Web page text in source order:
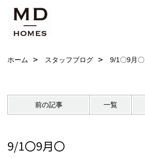
ホーム スタッフブログ 9/1〇9月〇
前の記事 一覧
9/1〇9月〇